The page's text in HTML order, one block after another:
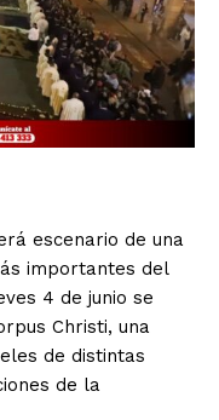
escenario de una
importantes del
4 de junio se
Christi, una
de distintas
de la